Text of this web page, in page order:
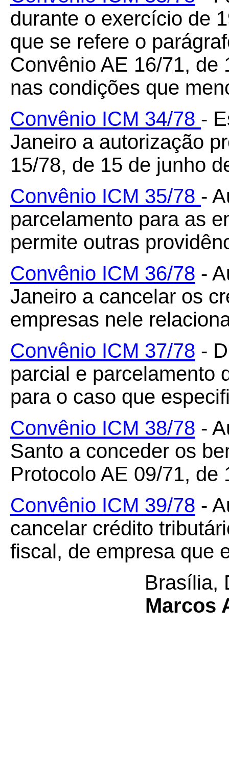
durante o exercício de
que se refere o
Convênio AE 16/71, de
nas condições que
Convênio ICM 34/78 -
Janeiro a autorização
15/78, de 15 de junho
Convênio ICM 35/78 -
parcelamento para as
permite outras
Convênio ICM 36/78 -
Janeiro a cancelar os
empresas nele
Convênio ICM 37/78 -
parcial e parcelamento
para o caso que
Convênio ICM 38/78 -
Santo a conceder os
Protocolo AE 09/71, de
Convênio ICM 39/78 -
cancelar crédito
fiscal, de empresa que
Brasília,
Marcos